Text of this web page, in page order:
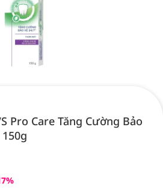
Pro Care Tăng Cường Bảo